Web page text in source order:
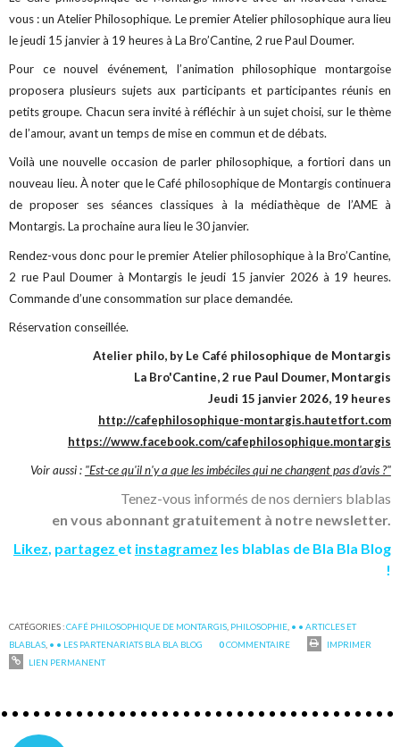
vous : un Atelier Philosophique. Le premier Atelier philosophique aura lieu
le jeudi 15 janvier à 19 heures à La Bro’Cantine, 2 rue Paul Doumer.
Pour ce nouvel événement, l’animation philosophique montargoise
proposera plusieurs sujets aux participants et participantes réunis en
petits groupe. Chacun sera invité à réfléchir à un sujet choisi, sur le thème
de l’amour, avant un temps de mise en commun et de débats.
Voilà une nouvelle occasion de parler philosophique, a fortiori dans un
nouveau lieu. À noter que le Café philosophique de Montargis continuera
de proposer ses séances classiques à la médiathèque de l’AME à
Montargis. La prochaine aura lieu le 30 janvier.
Rendez-vous donc pour le premier Atelier philosophique à la Bro’Cantine,
2 rue Paul Doumer à Montargis le jeudi 15 janvier 2026 à 19 heures.
Commande d’une consommation sur place demandée.
Réservation conseillée.
Atelier philo, by Le Café philosophique de Montargis
La Bro'Cantine, 2 rue Paul Doumer, Montargis
Jeudi 15 janvier 2026, 19 heures
http://cafephilosophique-montargis.hautetfort.com
https://www.facebook.com/cafephilosophique.montargis
Voir aussi : "Est-ce qu'il n'y a que les imbéciles qui ne changent pas d'avis ?"
Tenez-vous informés de nos derniers blablas
en vous abonnant gratuitement à notre newsletter.
Likez, partagez et instagramez les blablas de Bla Bla Blog
!
CATÉGORIES :CAFÉ PHILOSOPHIQUE DE MONTARGIS PHILOSOPHIE • • ARTICLES ET
BLABLAS • • LES PARTENARIATS BLA BLA BLOG 0COMMENTAIRE
IMPRIMER
LIEN PERMANENT